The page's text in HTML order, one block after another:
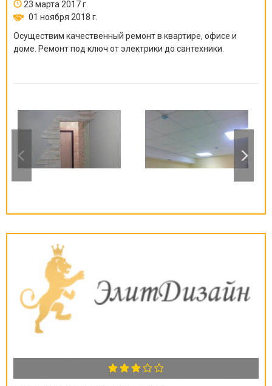
23 марта 2017 г.
01 ноября 2018 г.
Осуществим качественный ремонт в квартире, офисе и
доме. Ремонт под ключ от электрики до сантехники.